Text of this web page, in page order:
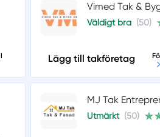
Vimed Tak &
Väldigt bra (50)
Lägg till takföretag
MJ Tak
Utmärkt (50)